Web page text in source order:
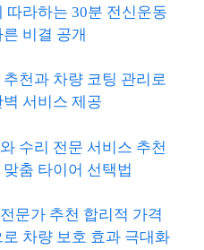
따라하는 30분 전신운동
비결 공개
천과 차량 코팅 관리로
서비스 제공
수리 전문 서비스 추천
춤 타이어 선택법
문가 추천 합리적 가격
차량 보호 효과 극대화